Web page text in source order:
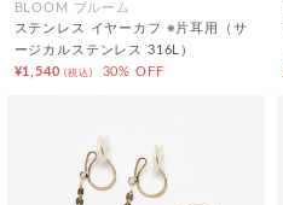
BLOOM ブルーム
ステンレス イヤーカフ ※片耳用（サ
ージカルステンレス 316L）
¥1,540(税込) 30% OFF